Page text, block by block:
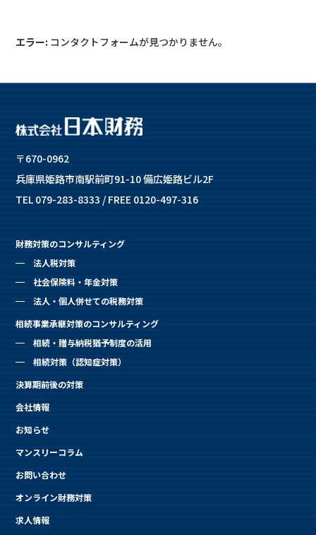
エラー: コンタクトフォームが見つかりません。
〒670-0962
兵庫県姫路市南駅前町91-10 備広姫路ビル2F
TEL 079-283-8333 / FREE 0120-497-316
財務対策のコンサルティング
法人税対策
社会保険料・年金対策
法人・個人併せての税務対策
相続事業承継対策のコンサルティング
相続・贈与納税猶予制度の活用
相続対策（認知症対策）
決算期前後の対策
会社情報
お知らせ
マンスリーコラム
お問い合わせ
オンライン財務対策
求人情報